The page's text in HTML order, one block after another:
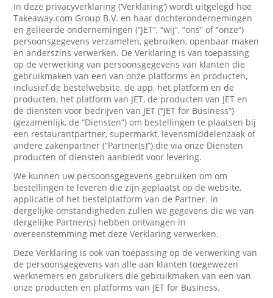
In deze privacyverklaring (‘Verklaring’) wordt uitgelegd hoe
Takeaway.com Group B.V. en haar dochterondernemingen
en gelieerde ondernemingen (“JET”, “wij”, “ons” of “onze”)
persoonsgegevens verzamelen, gebruiken, openbaar maken
en anderszins verwerken. De Verklaring is van toepassing
op de verwerking van persoonsgegevens van klanten die
gebruikmaken van een van onze platforms en producten,
inclusief de bestelwebsite, de app, het platform en de
producten, het platform van JET, de producten van JET en
de diensten voor bedrijven van JET (“JET for Business”)
(gezamenlijk, de “Diensten”) om bestellingen te plaatsen bij
een restaurantpartner, supermarkt, levensmiddelenzaak of
andere zakenpartner (“Partner(s)”) die via onze Diensten
producten of diensten aanbiedt voor levering.
We kunnen uw persoonsgegevens gebruiken om om
bestellingen te leveren die zijn geplaatst op de website,
applicatie of het bestelplatform van de Partner. In
dergelijke omstandigheden zullen we gegevens die we van
dergelijke Partner(s) hebben ontvangen in
overeenstemming met deze Verklaring verwerken.
Deze Verklaring is ook van toepassing op de verwerking van
de persoonsgegevens van alle aan klanten toegewezen
werknemers en gebruikers die gebruikmaken van een van
onze producten en platforms van JET for Business.